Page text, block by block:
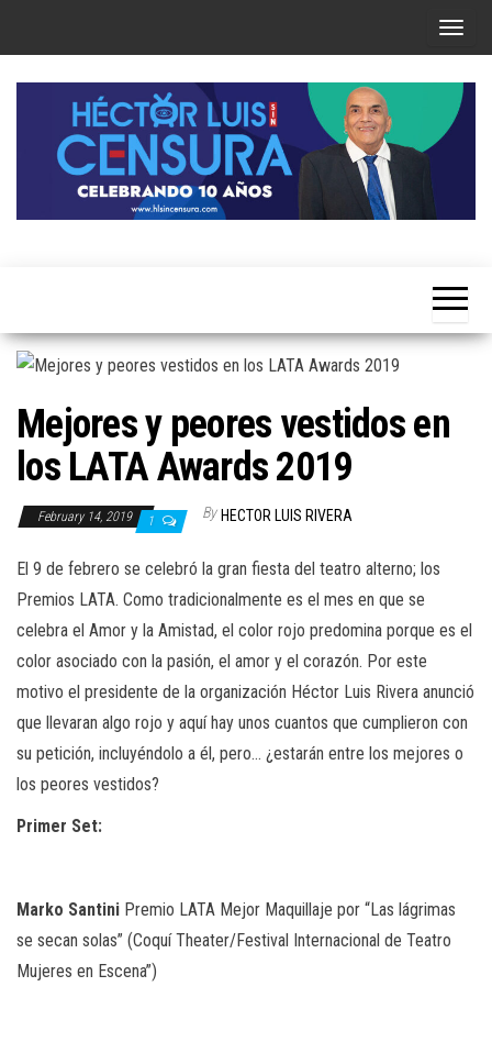
T
g
n
i
g
Mejores y peores vestidos en
los LATA Awards 2019
February 14, 2019 1 By HECTOR LUIS RIVERA
El 9 de febrero se celebró la gran fiesta del teatro alterno; los
Premios LATA. Como tradicionalmente es el mes en que se
celebra el Amor y la Amistad, el color rojo predomina porque es el
color asociado con la pasión, el amor y el corazón. Por este
motivo el presidente de la organización Héctor Luis Rivera anunció
que llevaran algo rojo y aquí hay unos cuantos que cumplieron con
su petición, incluyéndolo a él, pero… ¿estarán entre los mejores o
los peores vestidos?
Primer Set:
Marko Santini Premio LATA Mejor Maquillaje por “Las lágrimas
se secan solas” (Coquí Theater/Festival Internacional de Teatro
Mujeres en Escena”)